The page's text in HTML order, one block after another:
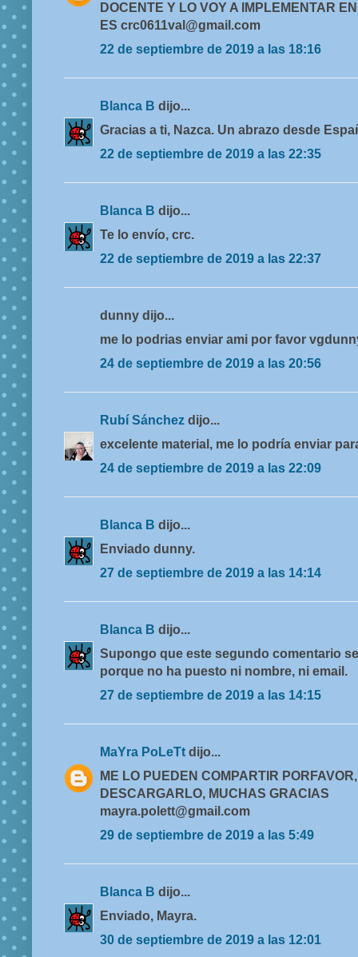
DOCENTE Y LO VOY A IMPLEMENTAR
ES crc0611val@gmail.com
22 de septiembre de 2019 a las 18:16
Blanca B dijo...
Gracias a ti, Nazca. Un abrazo desde
22 de septiembre de 2019 a las 22:35
Blanca B dijo...
Te lo envío, crc.
22 de septiembre de 2019 a las 22:37
dunny dijo...
me lo podrias enviar ami por favor
24 de septiembre de 2019 a las 20:56
Rubí Sánchez dijo...
excelente material, me lo podría enviar
24 de septiembre de 2019 a las 22:09
Blanca B dijo...
Enviado dunny.
27 de septiembre de 2019 a las 14:14
Blanca B dijo...
Supongo que este segundo comentario
porque no ha puesto ni nombre, ni email.
27 de septiembre de 2019 a las 14:15
MaYra PoLeTt dijo...
ME LO PUEDEN COMPARTIR
DESCARGARLO, MUCHAS GRACIAS
mayra.polett@gmail.com
29 de septiembre de 2019 a las 5:49
Blanca B dijo...
Enviado, Mayra.
30 de septiembre de 2019 a las 12:01